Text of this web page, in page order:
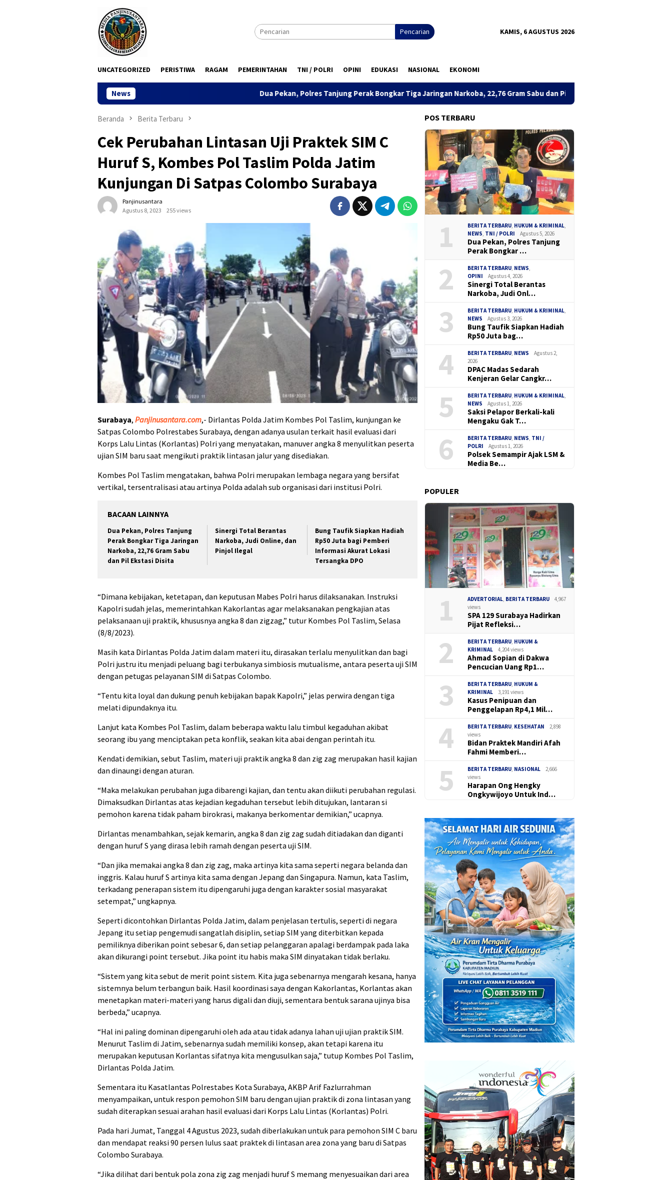
Pencarian KAMIS, 6 AGUSTUS 2026
UNCATEGORIZED PERISTIWA RAGAM PEMERINTAHAN TNI / POLRI OPINI EDUKASI NASIONAL EKONOMI
News Dua Pekan, Polres Tanjung Perak Bongkar Tiga Jaringan Narkoba, 22,76 Gram Sabu dan Pil Ekstasi Disita
Beranda Berita Terbaru
Cek Perubahan Lintasan Uji Praktek SIM C
Huruf S, Kombes Pol Taslim Polda Jatim
Kunjungan Di Satpas Colombo Surabaya
Panjinusantara
Agustus 8, 2023
255 views
Surabaya, Panjinusantara.com,- Dirlantas Polda Jatim Kombes Pol Taslim, kunjungan ke
Satpas Colombo Polrestabes Surabaya, dengan adanya usulan terkait hasil evaluasi dari
Korps Lalu Lintas (Korlantas) Polri yang menyatakan, manuver angka 8 menyulitkan peserta
ujian SIM baru saat mengikuti praktik lintasan jalur yang disediakan.
Kombes Pol Taslim mengatakan, bahwa Polri merupakan lembaga negara yang bersifat
vertikal, tersentralisasi atau artinya Polda adalah sub organisasi dari institusi Polri.
BACAAN LAINNYA
Dua Pekan, Polres Tanjung
Perak Bongkar Tiga Jaringan
Narkoba, 22,76 Gram Sabu
dan Pil Ekstasi Disita
Sinergi Total Berantas
Narkoba, Judi Online, dan
Pinjol Ilegal
Bung Taufik Siapkan Hadiah
Rp50 Juta bagi Pemberi
Informasi Akurat Lokasi
Tersangka DPO
“Dimana kebijakan, ketetapan, dan keputusan Mabes Polri harus dilaksanakan. Instruksi
Kapolri sudah jelas, memerintahkan Kakorlantas agar melaksanakan pengkajian atas
pelaksanaan uji praktik, khususnya angka 8 dan zigzag,” tutur Kombes Pol Taslim, Selasa
(8/8/2023).
Masih kata Dirlantas Polda Jatim dalam materi itu, dirasakan terlalu menyulitkan dan bagi
Polri justru itu menjadi peluang bagi terbukanya simbiosis mutualisme, antara peserta uji SIM
dengan petugas pelayanan SIM di Satpas Colombo.
“Tentu kita loyal dan dukung penuh kebijakan bapak Kapolri,” jelas perwira dengan tiga
melati dipundaknya itu.
Lanjut kata Kombes Pol Taslim, dalam beberapa waktu lalu timbul kegaduhan akibat
seorang ibu yang menciptakan peta konflik, seakan kita abai dengan perintah itu.
Kendati demikian, sebut Taslim, materi uji praktik angka 8 dan zig zag merupakan hasil kajian
dan dinaungi dengan aturan.
“Maka melakukan perubahan juga dibarengi kajian, dan tentu akan diikuti perubahan regulasi.
Dimaksudkan Dirlantas atas kejadian kegaduhan tersebut lebih ditujukan, lantaran si
pemohon karena tidak paham birokrasi, makanya berkomentar demikian,” ucapnya.
Dirlantas menambahkan, sejak kemarin, angka 8 dan zig zag sudah ditiadakan dan diganti
dengan huruf S yang dirasa lebih ramah dengan peserta uji SIM.
“Dan jika memakai angka 8 dan zig zag, maka artinya kita sama seperti negara belanda dan
inggris. Kalau huruf S artinya kita sama dengan Jepang dan Singapura. Namun, kata Taslim,
terkadang penerapan sistem itu dipengaruhi juga dengan karakter sosial masyarakat
setempat,” ungkapnya.
Seperti dicontohkan Dirlantas Polda Jatim, dalam penjelasan tertulis, seperti di negara
Jepang itu setiap pengemudi sangatlah disiplin, setiap SIM yang diterbitkan kepada
pemiliknya diberikan point sebesar 6, dan setiap pelanggaran apalagi berdampak pada laka
akan dikurangi point tersebut. Jika point itu habis maka SIM dinyatakan tidak berlaku.
“Sistem yang kita sebut de merit point sistem. Kita juga sebenarnya mengarah kesana, hanya
sistemnya belum terbangun baik. Hasil koordinasi saya dengan Kakorlantas, Korlantas akan
menetapkan materi-materi yang harus digali dan diuji, sementara bentuk sarana ujinya bisa
berbeda,” ucapnya.
“Hal ini paling dominan dipengaruhi oleh ada atau tidak adanya lahan uji ujian praktik SIM.
Menurut Taslim di Jatim, sebenarnya sudah memiliki konsep, akan tetapi karena itu
merupakan keputusan Korlantas sifatnya kita mengusulkan saja,” tutup Kombes Pol Taslim,
Dirlantas Polda Jatim.
Sementara itu Kasatlantas Polrestabes Kota Surabaya, AKBP Arif Fazlurrahman
menyampaikan, untuk respon pemohon SIM baru dengan ujian praktik di zona lintasan yang
sudah diterapkan sesuai arahan hasil evaluasi dari Korps Lalu Lintas (Korlantas) Polri.
Pada hari Jumat, Tanggal 4 Agustus 2023, sudah diberlakukan untuk para pemohon SIM C baru
dan mendapat reaksi 90 persen lulus saat praktek di lintasan area zona yang baru di Satpas
Colombo Surabaya.
“Jika dilihat dari bentuk pola zona zig zag menjadi huruf S memang menyesuaikan dari area
POS TERBARU
1 BERITA TERBARU HUKUM & KRIMINAL
NEWS TNI / POLRI Agustus 5, 2026
Dua Pekan, Polres Tanjung
Perak Bongkar …
2 BERITA TERBARU NEWS
OPINI
Agustus 4, 2026
Sinergi Total Berantas
Narkoba, Judi Onl…
3 BERITA TERBARU HUKUM & KRIMINAL
NEWS
Agustus 3, 2026
Bung Taufik Siapkan Hadiah
Rp50 Juta bag…
4 BERITA TERBARU NEWS
Agustus 2,
2026
DPAC Madas Sedarah
Kenjeran Gelar Cangkr…
5 BERITA TERBARU HUKUM & KRIMINAL
NEWS
Agustus 1, 2026
Saksi Pelapor Berkali-kali
Mengaku Gak T…
6 BERITA TERBARU NEWS TNI /
POLRI
Agustus 1, 2026
Polsek Semampir Ajak LSM &
Media Be…
POPULER
1 ADVERTORIAL BERITA TERBARU
4,967
views
SPA 129 Surabaya Hadirkan
Pijat Refleksi…
2 BERITA TERBARU HUKUM &
KRIMINAL
4,204 views
Ahmad Sopian di Dakwa
Pencucian Uang Rp1…
3 BERITA TERBARU HUKUM &
KRIMINAL
3,191 views
Kasus Penipuan dan
Penggelapan Rp4,1 Mil…
4 BERITA TERBARU KESEHATAN
2,898
views
Bidan Praktek Mandiri Afah
Fahmi Memberi…
5 BERITA TERBARU NASIONAL
2,666
views
Harapan Ong Hengky
Ongkywijoyo Untuk Ind…